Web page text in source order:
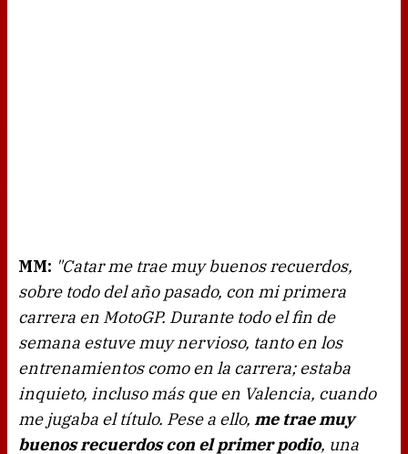
MM: "Catar me trae muy buenos recuerdos,
sobre todo del año pasado, con mi primera
carrera en MotoGP. Durante todo el fin de
semana estuve muy nervioso, tanto en los
entrenamientos como en la carrera; estaba
inquieto, incluso más que en Valencia, cuando
me jugaba el título. Pese a ello, me trae muy
buenos recuerdos con el primer podio, una